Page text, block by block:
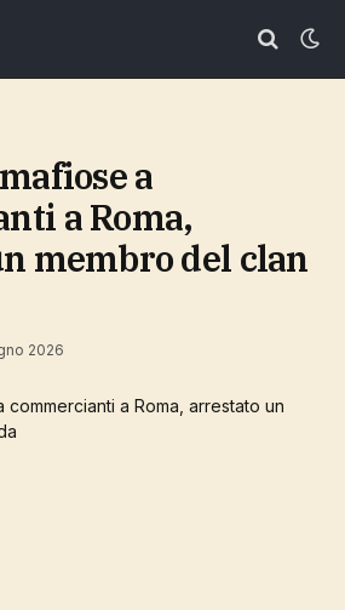
a Roma,
membro del clan
2026